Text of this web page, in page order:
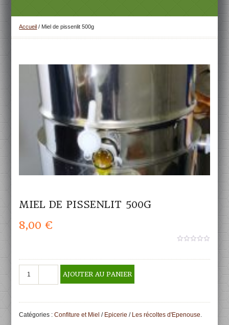
Accueil / Miel de pissenlit 500g
MIEL DE PISSENLIT 500G
8,00€
sur
500g
AJOUTER AU PANIER
Catégories :Confiture et Miel / Epicerie / Les récoltes d'Epenouse.